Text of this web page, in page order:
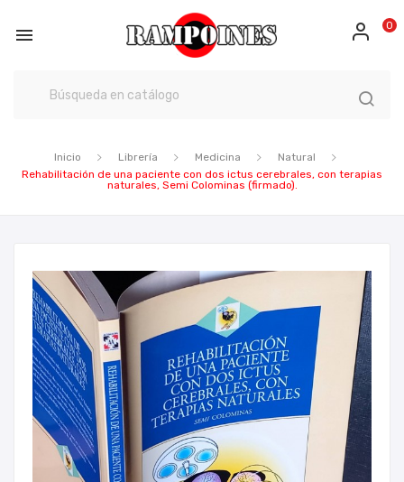
 0
Inicio Librería Medicina
Natural
Rehabilitación de una paciente con dos ictus cerebrales, con terapias
naturales, Semi Colominas (firmado).